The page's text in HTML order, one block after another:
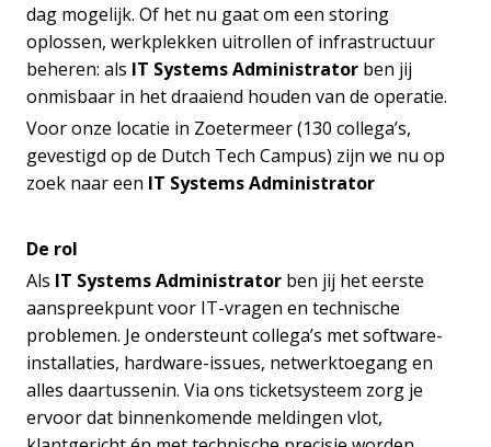
dag mogelijk. Of het nu gaat om een storing
oplossen, werkplekken uitrollen of infrastructuur
beheren: als IT Systems Administrator ben jij
onmisbaar in het draaiend houden van de operatie.
Voor onze locatie in Zoetermeer (130 collega’s,
gevestigd op de Dutch Tech Campus) zijn we nu op
zoek naar een IT Systems Administrator
De rol
Als IT Systems Administrator ben jij het eerste
aanspreekpunt voor IT-vragen en technische
problemen. Je ondersteunt collega’s met software-
installaties, hardware-issues, netwerktoegang en
alles daartussenin. Via ons ticketsysteem zorg je
ervoor dat binnenkomende meldingen vlot,